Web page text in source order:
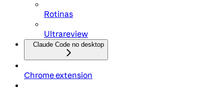
Rotinas
Ultrareview
Claude Code no desktop
Chrome extension